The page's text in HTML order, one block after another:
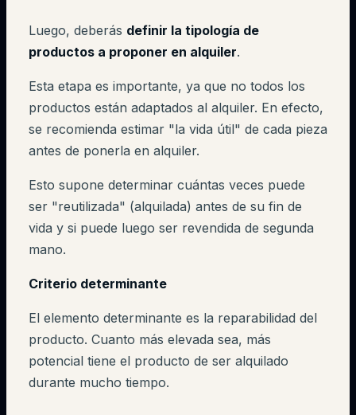
Luego, deberás definir la tipología de
productos a proponer en alquiler.
Esta etapa es importante, ya que no todos los
productos están adaptados al alquiler. En efecto,
se recomienda estimar "la vida útil" de cada pieza
antes de ponerla en alquiler.
Esto supone determinar cuántas veces puede
ser "reutilizada" (alquilada) antes de su fin de
vida y si puede luego ser revendida de segunda
mano.
Criterio determinante
El elemento determinante es la reparabilidad del
producto. Cuanto más elevada sea, más
potencial tiene el producto de ser alquilado
durante mucho tiempo.